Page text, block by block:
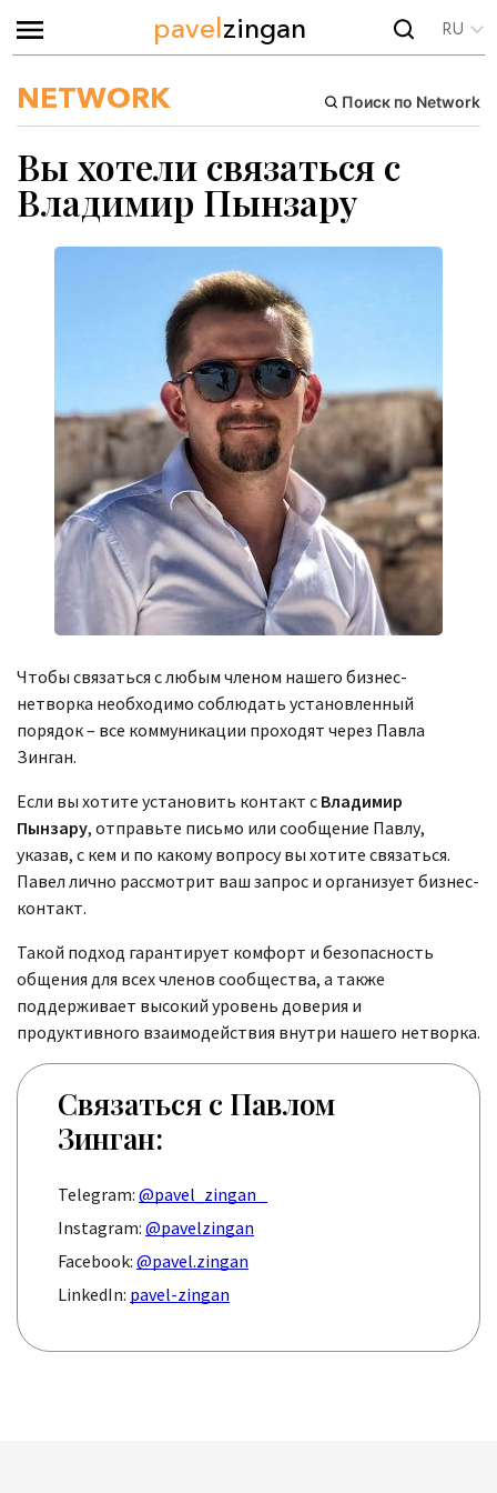
pavelzingan RU
NETWORK Поиск по Network
Вы хотели связаться с
Владимир Пынзару
Чтобы связаться с любым членом нашего бизнес-
нетворка необходимо соблюдать установленный
порядок – все коммуникации проходят через Павла
Зинган.
Если вы хотите установить контакт с Владимир
Пынзару, отправьте письмо или сообщение Павлу,
указав, с кем и по какому вопросу вы хотите связаться.
Павел лично рассмотрит ваш запрос и организует бизнес-
контакт.
Такой подход гарантирует комфорт и безопасность
общения для всех членов сообщества, а также
поддерживает высокий уровень доверия и
продуктивного взаимодействия внутри нашего нетворка.
Связаться с Павлом
Зинган:
Telegram: @pavel_zingan
Instagram: @pavelzingan
Facebook: @pavel.zingan
LinkedIn: pavel-zingan